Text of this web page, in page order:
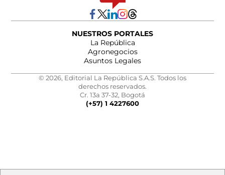
NUESTROS PORTALES
La República
Agronegocios
Asuntos Legales
© 2026, Editorial La República S.A.S. Todos los
derechos reservados.
Cr. 13a 37-32, Bogotá
(+57) 1 4227600